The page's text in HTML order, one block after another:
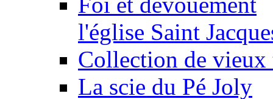
l'église Saint
Collection de vieux
La scie du Pé Joly